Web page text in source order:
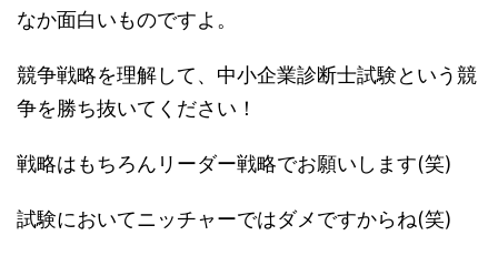
なか面白いものですよ。
競争戦略を理解して、中小企業診断士試験という競
争を勝ち抜いてください！
戦略はもちろんリーダー戦略でお願いします(笑)
試験においてニッチャーではダメですからね(笑)